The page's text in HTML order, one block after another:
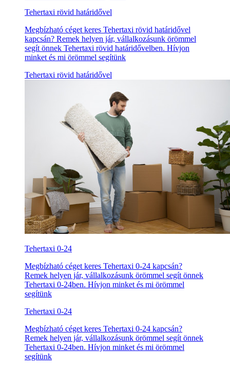
Tehertaxi rövid határidővel
Megbízható céget keres Tehertaxi rövid határidővel
kapcsán? Remek helyen jár, vállalkozásunk örömmel
segít önnek Tehertaxi rövid határidővelben. Hívjon
minket és mi örömmel segítünk
Tehertaxi rövid határidővel
Tehertaxi 0-24
Megbízható céget keres Tehertaxi 0-24 kapcsán?
Remek helyen jár, vállalkozásunk örömmel segít önnek
Tehertaxi 0-24ben. Hívjon minket és mi örömmel
segítünk
Tehertaxi 0-24
Megbízható céget keres Tehertaxi 0-24 kapcsán?
Remek helyen jár, vállalkozásunk örömmel segít önnek
Tehertaxi 0-24ben. Hívjon minket és mi örömmel
segítünk